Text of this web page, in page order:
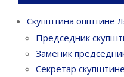
Скупштина општине
Председник
Заменик
Секретар